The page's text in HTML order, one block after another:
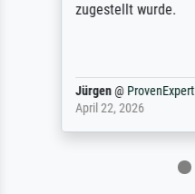
zugestellt wurde.
Jürgen@ ProvenExpert
April 22, 2026